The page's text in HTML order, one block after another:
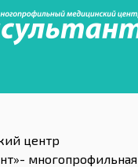
центр
многопрофильная